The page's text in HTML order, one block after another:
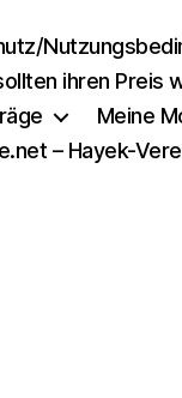
ihren Preis
Meine
– Hayek-